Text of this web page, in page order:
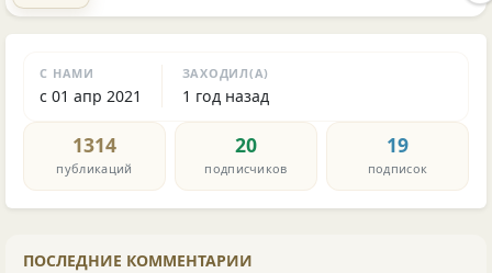
С НАМИ
с 01 апр 2021
ЗАХОДИЛ(А)
1 год назад
1314
публикаций
20
подписчиков
19
подписок
ПОСЛЕДНИЕ КОММЕНТАРИИ